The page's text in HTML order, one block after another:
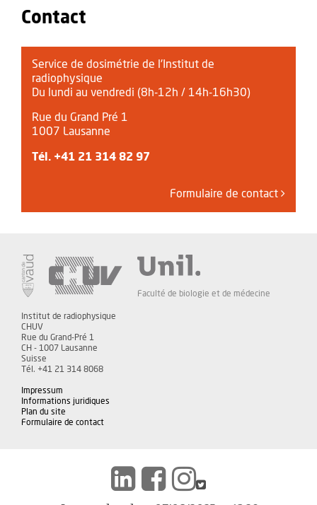
Contact
Service de dosimétrie de l'Institut de
radiophysique
Du lundi au vendredi (8h-12h / 14h-16h30)
Rue du Grand Pré 1
1007 Lausanne
Tél. +41 21 314 82 97
Formulaire de contact
Faculté de biologie et de médecine
Institut de radiophysique
CHUV
Rue du Grand-Pré 1
CH - 1007 Lausanne
Suisse
Tél. +41 21 314 8068
Impressum
Informations juridiques
Plan du site
Formulaire de contact